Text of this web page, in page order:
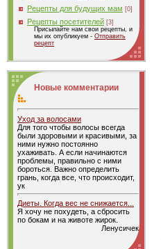
Рецепты для будущих мам [0]
Рецепты посетителей [3]
Присылайте нам свои рецепты, и
мы их опубликуем - Отправить
рецепт
Новые комментарии
Уход за волосами
Для того чтобы волосы всегда
были здоровыми и красивыми, за
ними нужно постоянно
ухаживать. А если начинаются
проблемы, правильно с ними
бороться. Важно определить
грань, когда все, что происходит,
ук
Диеты. Когда вес не снижается...
Я хочу не похудеть, а сбросить
по бокам и на животе жирок.
Ленусичек